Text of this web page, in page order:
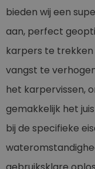
bieden wij een
aan, perfect
karpers te trekken
vangst te
het karpervissen,
gemakkelijk het
bij de specifieke